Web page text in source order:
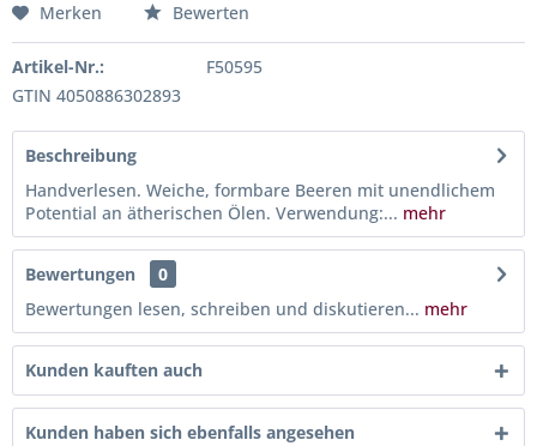
Merken Bewerten
Artikel-Nr.:
F50595
GTIN 4050886302893
Beschreibung
Handverlesen. Weiche, formbare Beeren mit unendlichem
Potential an ätherischen Ölen. Verwendung:... mehr
Bewertungen
0
Bewertungen lesen, schreiben und diskutieren... mehr
Kunden kauften auch
Kunden haben sich ebenfalls angesehen